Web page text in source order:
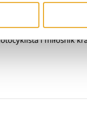
Wrocławiu na
Początkowo
lat copywriter ze
i miłośnik